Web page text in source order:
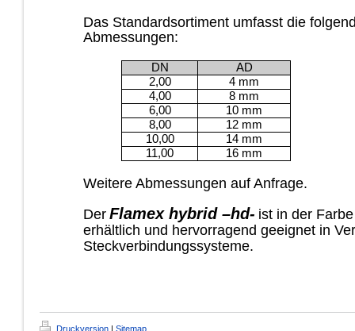
Das Standardsortiment umfasst die
Abmessungen:
DN
AD
2,00
4 mm
4,00
8 mm
6,00
10 mm
8,00
12 mm
10,00
14 mm
11,00
16 mm
Weitere Abmessungen auf Anfrage.
Der Flamex hybrid –hd- ist in der
erhältlich und hervorragend geeignet in
Steckverbindungssysteme.
Druckversion | Sitemap